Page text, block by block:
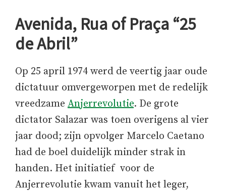
Avenida, Rua of Praça “25
de Abril”
Op 25 april 1974 werd de veertig jaar oude
dictatuur omvergeworpen met de redelijk
vreedzame Anjerrevolutie. De grote
dictator Salazar was toen overigens al vier
jaar dood; zijn opvolger Marcelo Caetano
had de boel duidelijk minder strak in
handen. Het initiatief voor de
Anjerrevolutie kwam vanuit het leger,